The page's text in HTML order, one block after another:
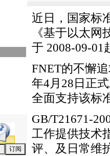
近日，国家标
《基于以太
于 2008-09-01
FNET的不懈
年4月28日正
全面支持该标
GB/T21671-
工作提供技术
评、及日常维